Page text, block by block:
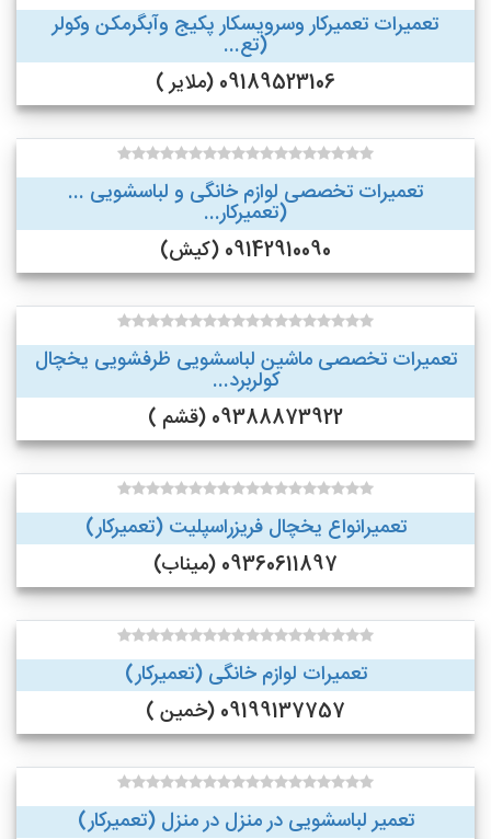
تعمیرات تعمیرکار وسرویسکار پکیج وآبگرمکن وکولر
(تع...
09189523106 (ملایر )
تعمیرات تخصصی لوازم خانگی و لباسشویی ...
(تعمیرکار...
09142910090 (کیش)
تعمیرات تخصصی ماشین لباسشویی ظرفشویی یخچال
کولربرد...
09388873922 (قشم )
تعمیرانواع یخچال فریزراسپلیت (تعمیرکار)
09360611897 (میناب)
تعمیرات لوازم خانگی (تعمیرکار)
09199137757 (خمین )
تعمیر لباسشویی در منزل در منزل (تعمیرکار)